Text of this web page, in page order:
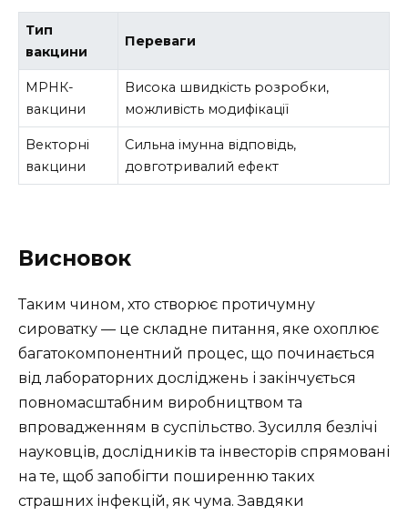
Тип
вакцини
Переваги
МРНК-
вакцини
Висока швидкість розробки,
можливість модифікації
Векторні
вакцини
Сильна імунна відповідь,
довготривалий ефект
Висновок
Таким чином, хто створює протичумну
сироватку — це складне питання, яке охоплює
багатокомпонентний процес, що починається
від лабораторних досліджень і закінчується
повномасштабним виробництвом та
впровадженням в суспільство. Зусилля безлічі
науковців, дослідників та інвесторів спрямовані
на те, щоб запобігти поширенню таких
страшних інфекцій, як чума. Завдяки